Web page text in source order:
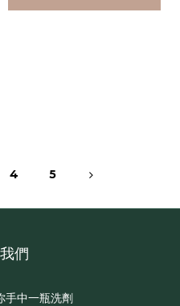
4 5
們
手中一瓶洗劑